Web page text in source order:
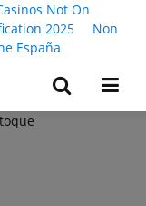
Not On
2025
Non
España